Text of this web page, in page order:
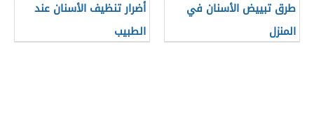
طرق تبييض الأسنان في
المنزل
أضرار تنظيف الأسنان عند
الطبيب